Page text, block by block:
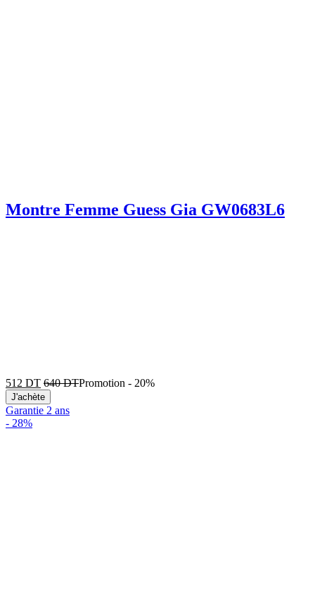
Montre Femme Guess Gia GW0683L6
512 DT 640DTPromotion - 20%
J'achète
Garantie 2 ans
- 28%